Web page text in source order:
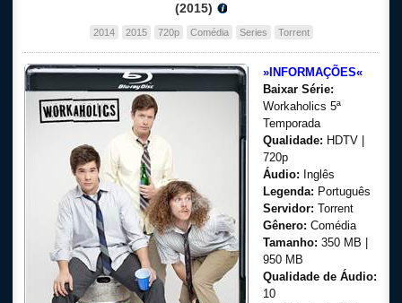
Top Séries
Legendado
(2015)
2014 2015 720p Comédia Series Torrent
»INFORMAÇÕES«
Baixar Série:
Workaholics 5ª
Temporada
Qualidade: HDTV |
720p
Áudio: Inglês
Legenda: Português
Servidor: Torrent
Gênero: Comédia
Tamanho: 350 MB |
950 MB
Qualidade de Áudio:
10